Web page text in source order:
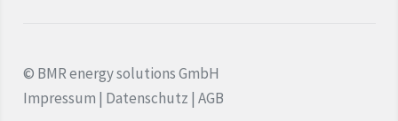
Aktuelles
© BMR energy solutions GmbH
Impressum | Datenschutz | AGB